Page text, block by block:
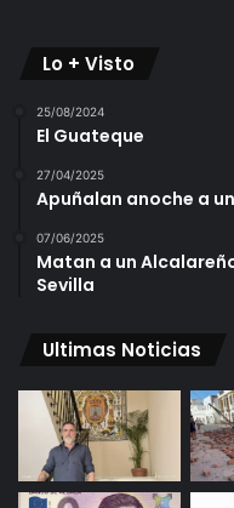
Lo + Visto
25/08/2024
El Guateque
27/04/2025
Apuñalan anoche a
07/06/2025
Matan a un
Sevilla
Ultimas Noticias